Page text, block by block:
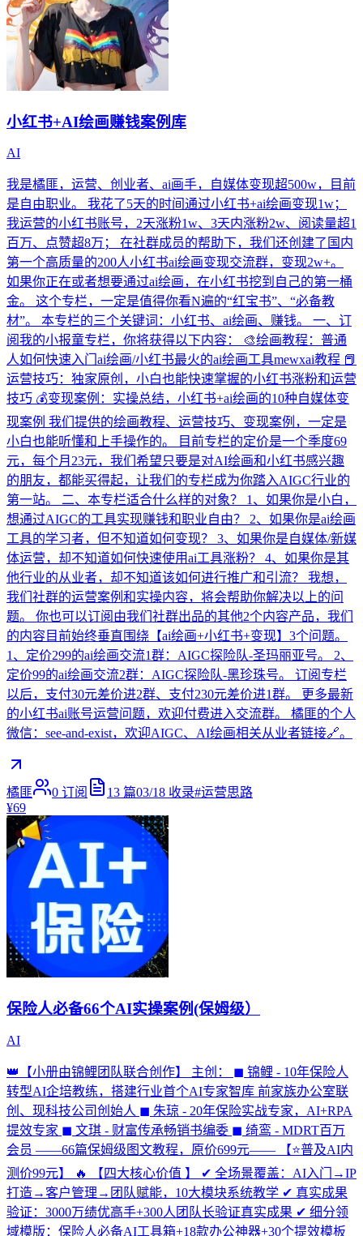
小红书+AI绘画赚钱案例库
AI
我是橘匪，运营、创业者、ai画手，自媒体变现超500w，目前
是自由职业。 我花了5天的时间通过小红书+ai绘画变现1w；
我运营的小红书账号，2天涨粉1w、3天内涨粉2w、阅读量超1
百万、点赞超8万； 在社群成员的帮助下，我们还创建了国内
第一个高质量的200人小红书ai绘画变现交流群，变现2w+。
如果你正在或者想要通过ai绘画，在小红书挖到自己的第一桶
金。 这个专栏，一定是值得你看N遍的“红宝书”、“必备教
材”。 本专栏的三个关键词：小红书、ai绘画、赚钱。 一、订
阅我的小报童专栏，你将获得以下内容： 🎨绘画教程：普通
人如何快速入门ai绘画/小红书最火的ai绘画工具mewxai教程 📕
运营技巧：独家原创，小白也能快速掌握的小红书涨粉和运营
技巧 💰变现案例：实操总结，小红书+ai绘画的10种自媒体变
现案例 我们提供的绘画教程、运营技巧、变现案例，一定是
小白也能听懂和上手操作的。 目前专栏的定价是一个季度69
元，每个月23元，我们希望只要是对AI绘画和小红书感兴趣
的朋友，都能买得起，让我们的专栏成为你踏入AIGC行业的
第一站。 二、本专栏适合什么样的对象？ 1、如果你是小白，
想通过AIGC的工具实现赚钱和职业自由？ 2、如果你是ai绘画
工具的学习者，但不知道如何变现？ 3、如果你是自媒体/新媒
体运营，却不知道如何快速使用ai工具涨粉？ 4、如果你是其
他行业的从业者，却不知道该如何进行推广和引流？ 我想，
我们社群的运营案例和实操内容，将会帮助你解决以上的问
题。 你也可以订阅由我们社群出品的其他2个内容产品，我们
的内容目前始终垂直围绕【ai绘画+小红书+变现】3个问题。
1、定价299的ai绘画交流1群：AIGC探险队-圣玛丽亚号。 2、
定价99的ai绘画交流2群：AIGC探险队-黑珍珠号。 订阅专栏
以后，支付30元差价进2群、支付230元差价进1群。 更多最新
的小红书ai账号运营问题，欢迎付费进入交流群。 橘匪的个人
微信：see-and-exist，欢迎AIGC、AI绘画相关从业者链接🔗。
橘匪 0 订阅 13 篇03/18 收录#运营思路
¥69
保险人必备66个AI实操案例(保姆级）
AI
👑【小册由锦鲤团队联合创作】 主创： ◼ 锦鲤 - 10年保险人
转型AI企培教练，搭建行业首个AI专家智库 前家族办公室联
创、现科技公司创始人 ◼ 朱琼 - 20年保险实战专家，AI+RPA
提效专家 ◼ 文琪 - 财富传承畅销书编委 ◼ 绮鸾 - MDRT百万
会员 ——66篇保姆级图文教程，原价699元—— 【⭐普及AI内
测价99元】 🔥 【四大核心价值 】 ✔ 全场景覆盖：AI入门→IP
打造→客户管理→团队赋能，10大模块系统教学 ✔ 真实成果
验证：3000万绩优高手+300人团队长验证真实成果 ✔ 细分领
域模版：保险人必备AI工具箱+18款办公神器+30个提效模板